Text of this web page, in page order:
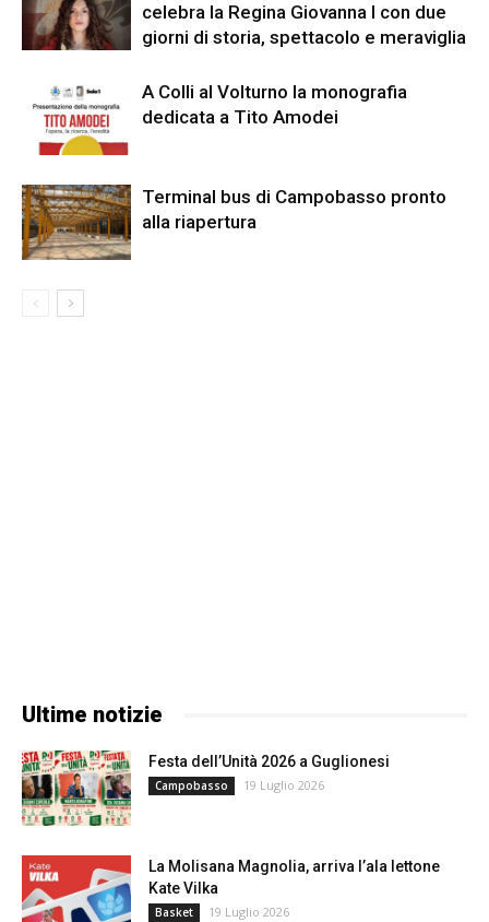
celebra la Regina Giovanna I con due
giorni di storia, spettacolo e meraviglia
A Colli al Volturno la monografia
dedicata a Tito Amodei
Terminal bus di Campobasso pronto
alla riapertura
Ultime notizie
Festa dell’Unità 2026 a Guglionesi
Campobasso 19 Luglio 2026
La Molisana Magnolia, arriva l’ala lettone
Kate Vilka
Basket 19 Luglio 2026